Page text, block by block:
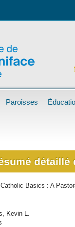
Paroisses
détaillé
Basics : A
Kevin L.